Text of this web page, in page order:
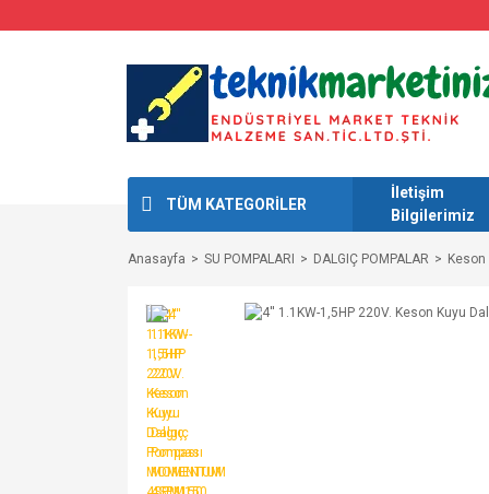
TÜM KATEGORİLER
İletişim
Bilgilerimiz
Anasayfa SU POMPALARI DALGIÇ POMPALAR Keson